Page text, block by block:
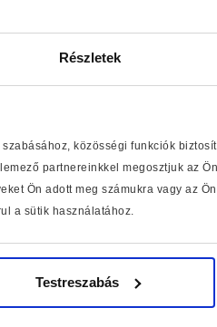
Részletek
közösségi funkciók
partnereinkkel megosztjuk az
Ön adott meg számukra vagy az
a sütik használatához.
Testreszabás